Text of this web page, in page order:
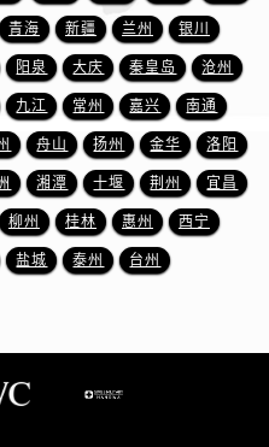
甘肃省张掖市甘州区民乐北路万国售后服务中心（需提前预约）
宁夏回族自治区固原市原州区文化街万国售后服务中心（需提前预约）
宁夏回族自治区石嘴山市大武口区贺兰山路万国售后服务中心（需提前预约）
宁夏回族自治区吴忠市利通区开元大道万国售后服务中心（需提前预约）
宁夏回族自治区银川市兴庆区新华东路97号新百中心C馆一层C1-18号商铺万国售后服务中心（需提前预约）
宁夏回族自治区中卫市沙坡头区鼓楼东街万国售后服务中心（需提前预约）
青海省果洛藏族自治州玛沁县团结路万国售后服务中心（需提前预约）
青海省海西蒙古族藏族自治州德令哈市柴达木路万国售后服务中心（需提前预约）
青海 新疆 兰州 银川
阳泉 大庆 秦皇岛 沧州
九江 常州 嘉兴 南通
舟山 扬州 金华 洛阳
湘潭 十堰 荆州 宜昌
柳州 桂林 惠州 西宁
盐城 泰州 台州